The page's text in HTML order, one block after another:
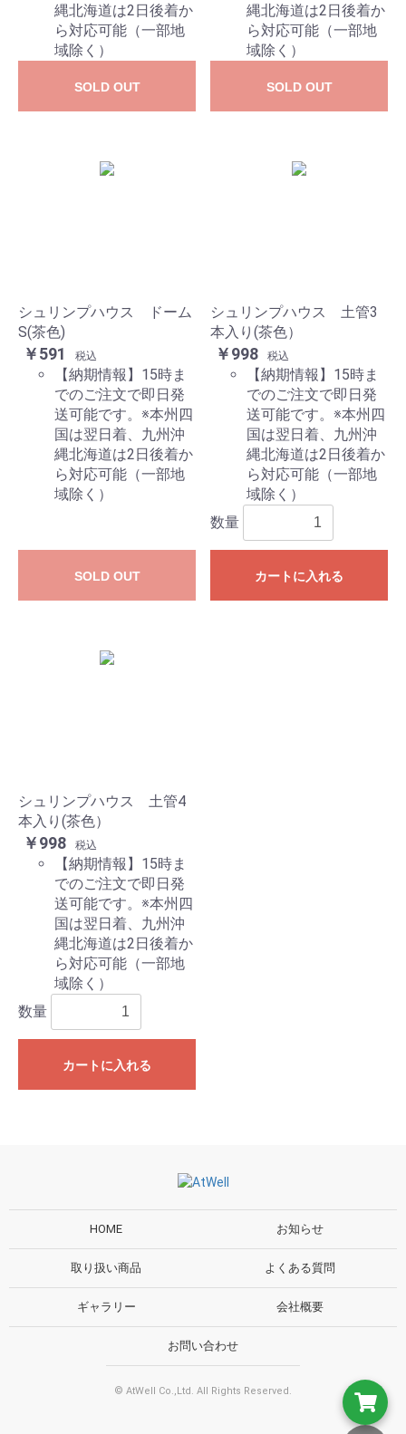
縄北海道は2日後着か
ら対応可能（一部地
域除く）
SOLD OUT
縄北海道は2日後着か
ら対応可能（一部地
域除く）
SOLD OUT
シュリンプハウス ドーム
S(茶色)
￥591 税込
【納期情報】15時ま
でのご注文で即日発
送可能です。※本州四
国は翌日着、九州沖
縄北海道は2日後着か
ら対応可能（一部地
域除く）
SOLD OUT
シュリンプハウス 土管3
本入り(茶色）
￥998 税込
【納期情報】15時ま
でのご注文で即日発
送可能です。※本州四
国は翌日着、九州沖
縄北海道は2日後着か
ら対応可能（一部地
域除く）
数量
カートに入れる
シュリンプハウス 土管4
本入り(茶色）
￥998 税込
【納期情報】15時ま
でのご注文で即日発
送可能です。※本州四
国は翌日着、九州沖
縄北海道は2日後着か
ら対応可能（一部地
域除く）
数量
カートに入れる
HOME お知らせ
取り扱い商品 よくある質問
ギャラリー 会社概要
お問い合わせ
© AtWell Co.,Ltd. All Rights Reserved.